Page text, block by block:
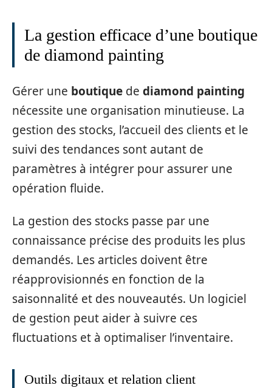
La gestion efficace d’une boutique
de diamond painting
Gérer une boutique de diamond painting
nécessite une organisation minutieuse. La
gestion des stocks, l’accueil des clients et le
suivi des tendances sont autant de
paramètres à intégrer pour assurer une
opération fluide.
La gestion des stocks passe par une
connaissance précise des produits les plus
demandés. Les articles doivent être
réapprovisionnés en fonction de la
saisonnalité et des nouveautés. Un logiciel
de gestion peut aider à suivre ces
fluctuations et à optimaliser l’inventaire.
Outils digitaux et relation client